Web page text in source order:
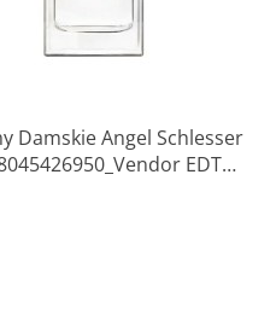
Damskie Angel Schlesser
EDT